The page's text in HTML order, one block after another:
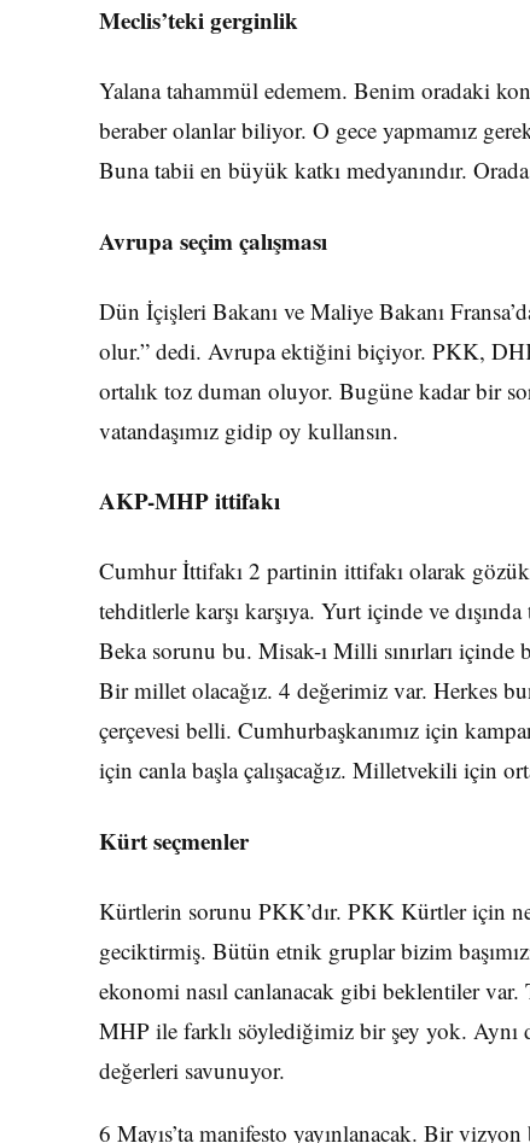
Meclis’teki gerginlik
Yalana tahammül edemem. Benim oradaki
beraber olanlar biliyor. O gece yapmamız
Buna tabii en büyük katkı medyanındır.
Avrupa seçim çalışması
Dün İçişleri Bakanı ve Maliye Bakanı
olur.” dedi. Avrupa ektiğini biçiyor. PKK,
ortalık toz duman oluyor. Bugüne kadar bir
vatandaşımız gidip oy kullansın.
AKP-MHP ittifakı
Cumhur İttifakı 2 partinin ittifakı olarak
tehditlerle karşı karşıya. Yurt içinde ve
Beka sorunu bu. Misak-ı Milli sınırları içinde
Bir millet olacağız. 4 değerimiz var. Herkes
çerçevesi belli. Cumhurbaşkanımız için
için canla başla çalışacağız. Milletvekili için
Kürt seçmenler
Kürtlerin sorunu PKK’dır. PKK Kürtler için ne
geciktirmiş. Bütün etnik gruplar bizim
ekonomi nasıl canlanacak gibi beklentiler
MHP ile farklı söylediğimiz bir şey yok. Aynı
değerleri savunuyor.
6 Mayıs’ta manifesto yayınlanacak. Bir vizyon